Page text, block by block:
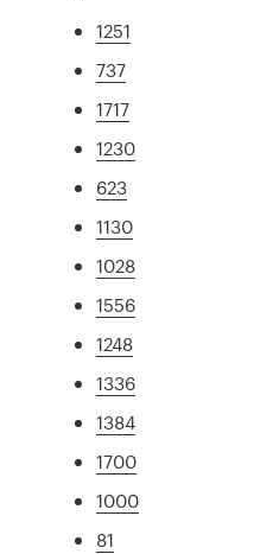
1251
737
1717
1230
623
1130
1028
1556
1248
1336
1384
1700
1000
81